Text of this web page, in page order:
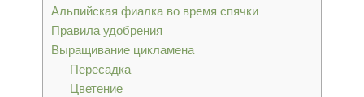
Альпийская фиалка во время спячки
Правила удобрения
Выращивание цикламена
Пересадка
Цветение